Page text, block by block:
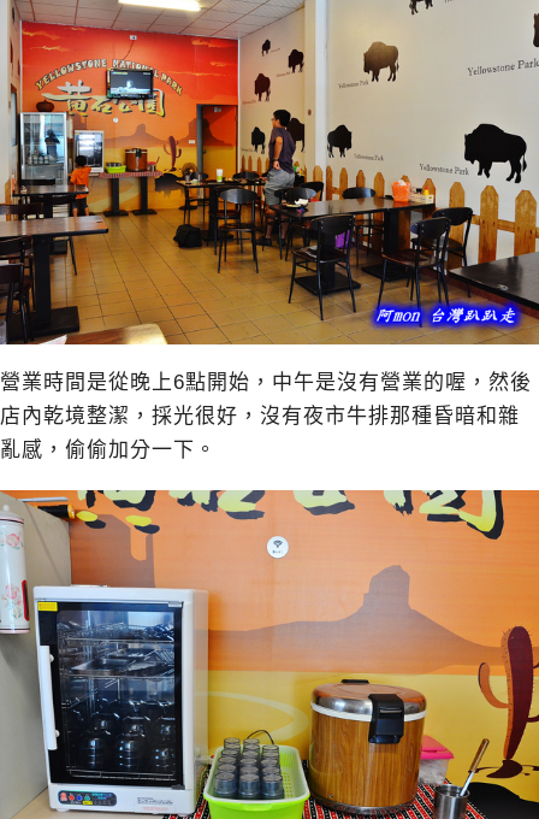
營業時間是從晚上6點開始，中午是沒有營業的喔，然後
店內乾境整潔，採光很好，沒有夜市牛排那種昏暗和雜
亂感，偷偷加分一下。